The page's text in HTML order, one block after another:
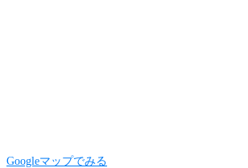
Googleマップでみる